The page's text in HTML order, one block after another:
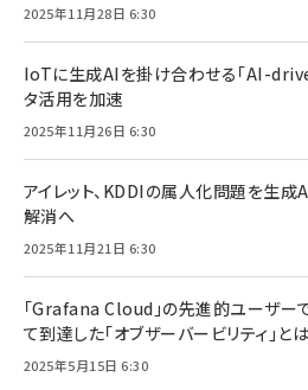
2025年11月28日 6:30
IoTに生成AIを掛け合わせる「AI-
タ活用を加速
2025年11月26日 6:30
アイレット、KDDIの属人化問題を生成
解消へ
2025年11月21日 6:30
「Grafana Cloud」の先進的ユーザー
て到達した「オブザーバービリティ」とは
2025年5月15日 6:30